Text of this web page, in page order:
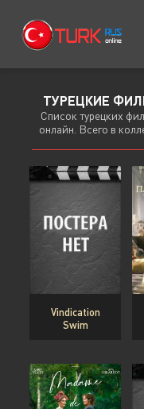
Авторизация
Запомнить
Регистрация
ТУРЕЦКИЕ
Список турецких
онлайн. Всего в
Vindication
Swim